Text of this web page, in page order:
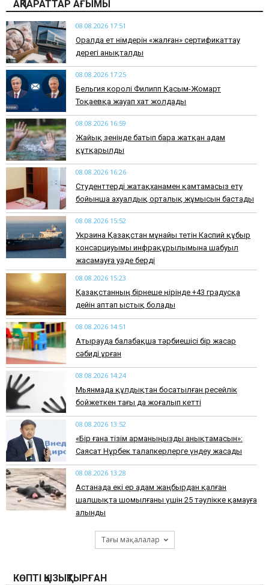
АҚПАРАТТАР АҒЫМЫ
08.08.2026 17:51
Оралда ет өнімдерін «жалған» сертификаттау
дерегі анықталды
08.08.2026 17:25
Бельгия королі Филипп Қасым-Жомарт
Тоқаевқа жауап хат жолдады
08.08.2026 16:59
Жайық өзенінде батып бара жатқан адам
құтқарылды
08.08.2026 16:26
Студенттерді жатақханамен қамтамасыз ету
бойынша ахуалдық орталық жұмысын бастады
08.08.2026 15:52
Украина Қазақстан мұнайы өтетін Каспий құбыр
консарциуымы инфрақұрылымына шабуыл
жасамауға уәде берді
08.08.2026 15:23
Қазақстанның бірнеше өңірінде +43 градусқа
дейін аптап ыстық болады
08.08.2026 14:51
Атырауда балабақша тәрбиешісі бір жасар
сәбиді ұрған
08.08.2026 14:24
Мьянмада құлдықтан босатылған ресейлік
бойжеткен тағы да жоғалып кетті
08.08.2026 13:52
«Бір ғана тізім арманыңызды анықтамасын»:
Саясат Нұрбек талапкерлерге үндеу жасады
08.08.2026 13:28
Астанада екі ер адам жаңбырдан қалған
шалшықта шомылғаны үшін 25 тәулікке қамауға
алынды
Тағы мақалалар
КӨПТІ ҚЫЗЫҚТЫРҒАН